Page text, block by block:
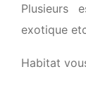
Plusieurs
exotique
Habitat